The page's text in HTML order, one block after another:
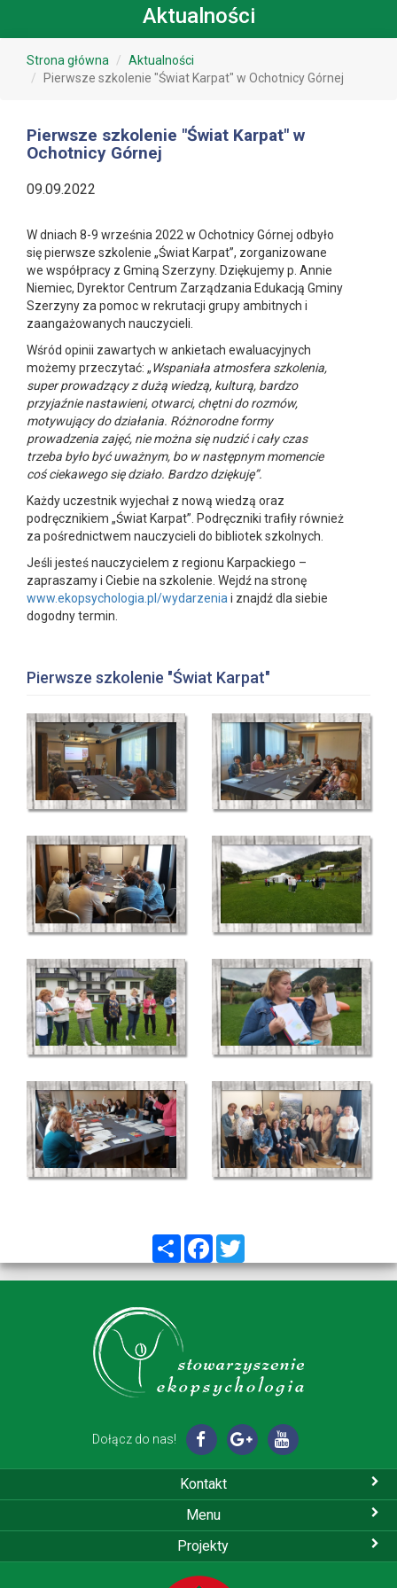
Aktualności
Strona główna
Aktualności
Pierwsze szkolenie "Świat Karpat" w Ochotnicy Górnej
Pierwsze szkolenie "Świat Karpat" w
Ochotnicy Górnej
09.09.2022
W dniach 8-9 września 2022 w Ochotnicy Górnej odbyło
się pierwsze szkolenie „Świat Karpat”, zorganizowane
we współpracy z Gminą Szerzyny. Dziękujemy p. Annie
Niemiec, Dyrektor Centrum Zarządzania Edukacją Gminy
Szerzyny za pomoc w rekrutacji grupy ambitnych i
zaangażowanych nauczycieli.
Wśród opinii zawartych w ankietach ewaluacyjnych
możemy przeczytać: „Wspaniała atmosfera szkolenia,
super prowadzący z dużą wiedzą, kulturą, bardzo
przyjaźnie nastawieni, otwarci, chętni do rozmów,
motywujący do działania. Różnorodne formy
prowadzenia zajęć, nie można się nudzić i cały czas
trzeba było być uważnym, bo w następnym momencie
coś ciekawego się działo. Bardzo dziękuję”.
Każdy uczestnik wyjechał z nową wiedzą oraz
podręcznikiem „Świat Karpat”. Podręczniki trafiły również
za pośrednictwem nauczycieli do bibliotek szkolnych.
Jeśli jesteś nauczycielem z regionu Karpackiego –
zapraszamy i Ciebie na szkolenie. Wejdź na stronę
www.ekopsychologia.pl/wydarzenia i znajdź dla siebie
dogodny termin.
Pierwsze szkolenie "Świat Karpat"
Share Facebook
Dołącz do nas!
Kontakt
Menu
Projekty